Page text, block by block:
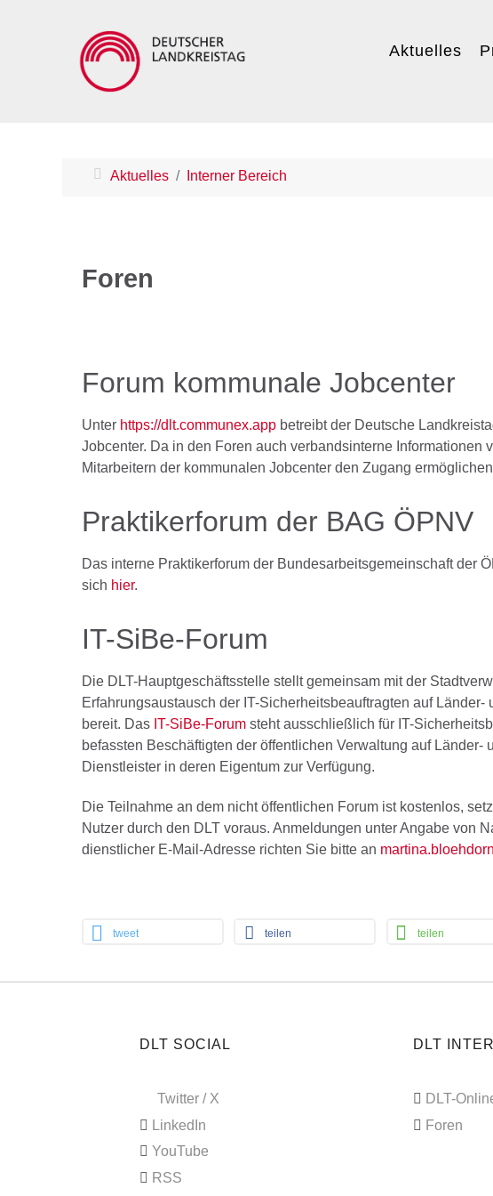
Aktuelles
Aktuelles Interner Bereich
Foren
Forum kommunale Jobcenter
Unter https://dlt.communex.appbetreibt der Deutsche
Jobcenter. Da in den Foren auch verbandsinterne Informationen
Mitarbeitern der kommunalen Jobcenter den Zugang
Praktikerforum der BAG ÖPNV
Das interne Praktikerforum der Bundesarbeitsgemeinschaft der
sich hier.
IT-SiBe-Forum
Die DLT-Hauptgeschäftsstelle stellt gemeinsam mit der
Erfahrungsaustausch der IT-Sicherheitsbeauftragten auf
bereit. Das IT-SiBe-Forumsteht ausschließlich für IT-
befassten Beschäftigten der öffentlichen Verwaltung auf Länder-
Dienstleister in deren Eigentum zur Verfügung.
Die Teilnahme an dem nicht öffentlichen Forum ist kostenlos,
Nutzer durch den DLT voraus. Anmeldungen unter Angabe von
dienstlicher E-Mail-Adresse richten Sie bitte an
tweet teilen teilen
DLT SOCIAL
Twitter / X
LinkedIn
YouTube
RSS
DLT
DLT-
Foren